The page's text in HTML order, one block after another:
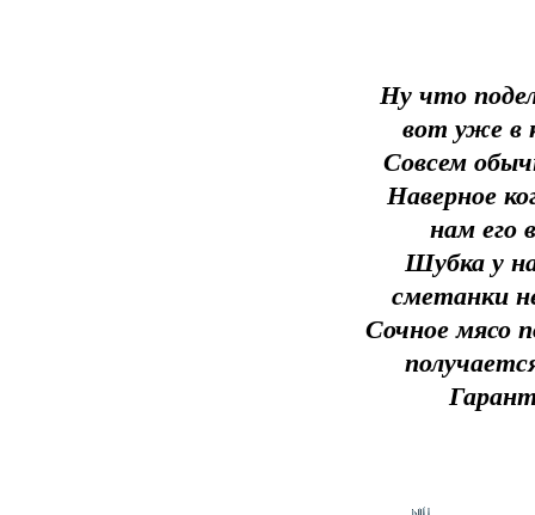
Ну что
вот уже в
Совсем
Наверное
нам его
Шубка у
сметанки
Сочное мясо